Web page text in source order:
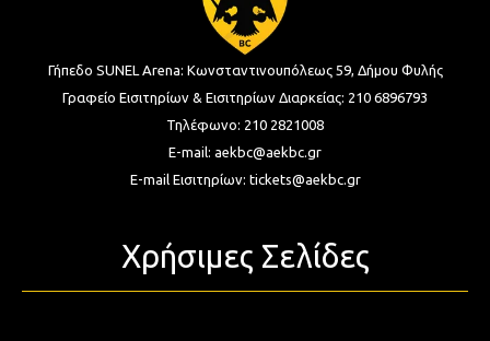
Γήπεδο SUNEL Arena: Κωνσταντινουπόλεως 59, Δήμου Φυλής
Γραφείο Εισιτηρίων & Εισιτηρίων Διαρκείας: 210 6896793
Τηλέφωνο: 210 2821008
E-mail: aekbc@aekbc.gr
E-mail Εισιτηρίων: tickets@aekbc.gr
Χρήσιμες Σελίδες